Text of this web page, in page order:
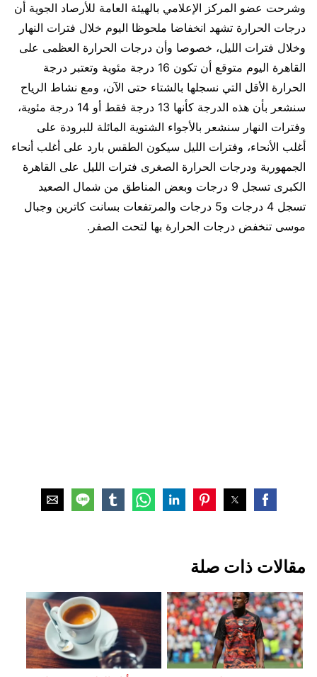
وشرحت عضو المركز الإعلامي بالهيئة العامة للأرصاد الجوية أن
درجات الحرارة تشهد انخفاضا ملحوظا اليوم خلال فترات النهار
وخلال فترات الليل، خصوصا وأن درجات الحرارة العظمى على
القاهرة اليوم متوقع أن تكون 16 درجة مئوية وتعتبر درجة
الحرارة الأقل التي نسجلها بالشتاء حتى الآن، ومع نشاط الرياح
سنشعر بأن هذه الدرجة كأنها 13 درجة فقط أو 14 درجة مئوية،
وفترات النهار سنشعر بالأجواء الشتوية المائلة للبرودة على
أغلب الأنحاء، وفترات الليل سيكون الطقس بارد على أغلب أنحاء
الجمهورية ودرجات الحرارة الصغرى فترات الليل على القاهرة
الكبرى تسجل 9 درجات وبعض المناطق من شمال الصعيد
تسجل 4 درجات و5 درجات والمرتفعات بسانت كاترين وجبال
موسى تنخفض درجات الحرارة بها لتحت الصفر.
مقالات ذات صلة